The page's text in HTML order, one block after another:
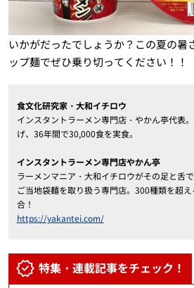
いかがだったでしょうか？この夏の暑
ップ麺でぜひ乗り切ってください！！
食文化研究家・大和イチロウ
インスタントラーメン専門店・やかん亭代表
げ、36年間で30,000食を実食。
インスタントラーメン専門店やかん亭
ラーメンマニア・大和イチロウがその足と舌
ご当地袋麺を取り扱う専門店。300種類を超
合！
https://yakantei.com/
特集・連載記事をチェック！